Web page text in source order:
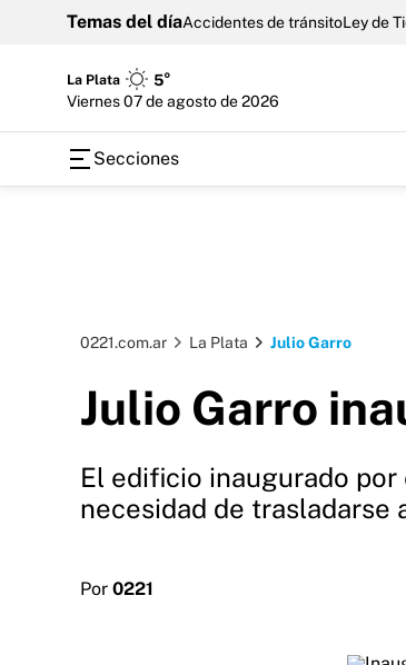
Temas del díaAccidentes de tránsitoLey de
La Plata
5°
viernes 07 de agosto de 2026
Secciones
0221.com.ar La Plata Julio Garro
Julio Garro
El edificio inaugurado
necesidad de trasladarse
Por 0221